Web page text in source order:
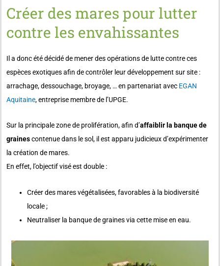
Créer des mares pour lutter
contre les envahissantes
Il a donc été décidé de mener des opérations de lutte contre ces
espèces exotiques afin de contrôler leur développement sur site :
arrachage, dessouchage, broyage, … en partenariat avec EGAN
Aquitaine, entreprise membre de l’UPGE.
Sur la principale zone de prolifération, afin d’affaiblir la banque de
grainescontenue dans le sol, il est apparu judicieux d’expérimenter
la création de mares.
En effet, l’objectif visé est double :
Créer des mares végétalisées, favorables à la biodiversité
locale ;
Neutraliser la banque de graines via cette mise en eau.